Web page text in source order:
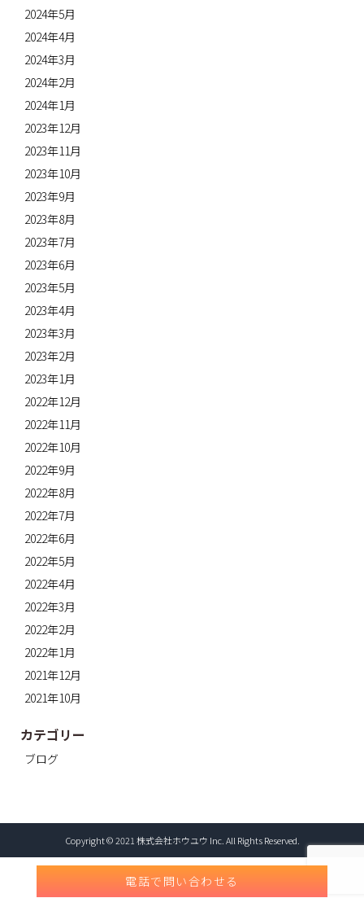
2024年5月
2024年4月
2024年3月
2024年2月
2024年1月
2023年12月
2023年11月
2023年10月
2023年9月
2023年8月
2023年7月
2023年6月
2023年5月
2023年4月
2023年3月
2023年2月
2023年1月
2022年12月
2022年11月
2022年10月
2022年9月
2022年8月
2022年7月
2022年6月
2022年5月
2022年4月
2022年3月
2022年2月
2022年1月
2021年12月
2021年10月
カテゴリー
ブログ
電話で問い合わせる
Copyright © 2021 株式会社ホウユウ Inc. All Rights Reserved.